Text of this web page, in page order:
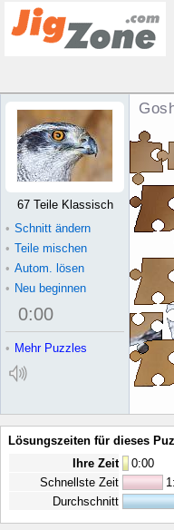
67 Teile Klassisch
• Schnitt ändern
• Teile mischen
• Autom. lösen
• Neu beginnen
0:00
• Mehr Puzzles
Lösungszeiten für dieses
Ihre Zeit
0:00
Schnellste Zeit
Durchschnitt